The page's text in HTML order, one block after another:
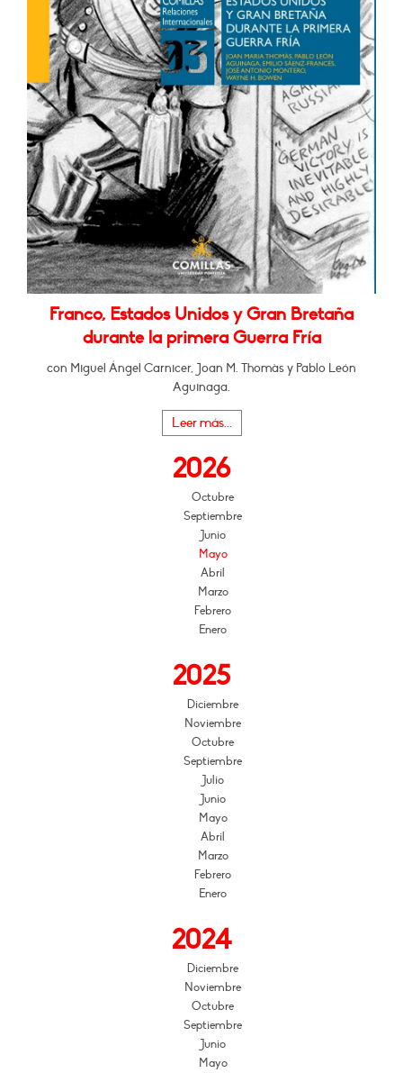
Franco, Estados Unidos y Gran Bretaña
durante la primera Guerra Fría
con Miguel Ángel Carnicer, Joan M. Thomàs y Pablo León
Aguinaga.
Leer más...
2026
Octubre
Septiembre
Junio
Mayo
Abril
Marzo
Febrero
Enero
2025
Diciembre
Noviembre
Octubre
Septiembre
Julio
Junio
Mayo
Abril
Marzo
Febrero
Enero
2024
Diciembre
Noviembre
Octubre
Septiembre
Junio
Mayo